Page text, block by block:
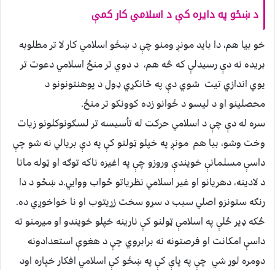
د ښځو په دايره کې د اسلامي کار کمې
خو بيا هم، دا بايد مونږ ومنو چې د ښځو اسلامي کار لا تر مطلوبه
بريده نه دې رسيدلې که څه هم، د دوي تر منځ اسلامي دعوت تر
يوي اندازي تيت شوي دې په ځانګړي ډول د پوهنتونونو د
محصلينو او د ليسو د ځوانو زده کوونکو تر منځ.
سره له دې چې د اسلامي حرکت له تأسيسه تر لسګونوکلونو زيات
وخت وشو، بيا هم مونږ په خپلو ټولنو کې په دې بريالي نه شو چې
داسې مسلمانې خويندې وروزو چې په اغيزه ناکه توګه او ټوله مانا
د لادينه، دهريانو او غير اسلامي نظرياتو ځواب ووايي.د ښځو د دا
رنګه ستونزو اصلي سبب د سړو سخت زړيتوب او نا خواخوږي ده.
ځکه ډير ځلې په اسلامې ټولنو کې نارينه خپلو خويندو او ميرمنو ته
داسې امکانت او فرصتونه نه برابروي چې د هغوې استعدادونه
دومره لوړ شي چې په پاې کې په ښځو کې اسلامي افکار خپاره اود